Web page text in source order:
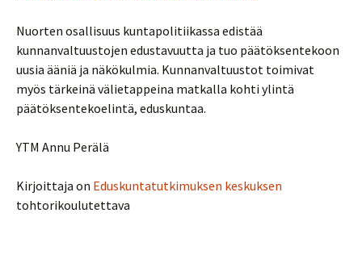
Nuorten osallisuus kuntapolitiikassa edistää
kunnanvaltuustojen edustavuutta ja tuo päätöksentekoon
uusia ääniä ja näkökulmia. Kunnanvaltuustot toimivat
myös tärkeinä välietappeina matkalla kohti ylintä
päätöksentekoelintä, eduskuntaa.
YTM Annu Perälä
Kirjoittaja on Eduskuntatutkimuksen keskuksen
tohtorikoulutettava